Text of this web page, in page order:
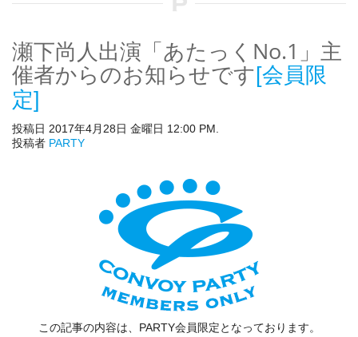
瀬下尚人出演「あたっくNo.1」主
催者からのお知らせです [会員限
定]
投稿日 2017年4月28日 金曜日 12:00 PM.
投稿者 PARTY
この記事の内容は、PARTY会員限定となっております。